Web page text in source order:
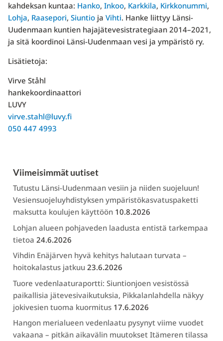
kahdeksan kuntaa: Hanko, Inkoo, Karkkila, Kirkkonummi,
Lohja, Raasepori, Siuntio ja Vihti. Hanke liittyy Länsi-
Uudenmaan kuntien hajajätevesistrategiaan 2014–2021,
ja sitä koordinoi Länsi-Uudenmaan vesi ja ympäristö ry.
Lisätietoja:
Virve Ståhl
hankekoordinaattori
LUVY
virve.stahl@luvy.fi
050 447 4993
Viimeisimmät uutiset
Tutustu Länsi-Uudenmaan vesiin ja niiden suojeluun!
Vesiensuojeluyhdistyksen ympäristökasvatuspaketti
maksutta koulujen käyttöön 10.8.2026
Lohjan alueen pohjaveden laadusta entistä tarkempaa
tietoa 24.6.2026
Vihdin Enäjärven hyvä kehitys halutaan turvata –
hoitokalastus jatkuu 23.6.2026
Tuore vedenlaaturaportti: Siuntionjoen vesistössä
paikallisia jätevesivaikutuksia, Pikkalanlahdella näkyy
jokivesien tuoma kuormitus 17.6.2026
Hangon merialueen vedenlaatu pysynyt viime vuodet
vakaana – pitkän aikavälin muutokset Itämeren tilassa